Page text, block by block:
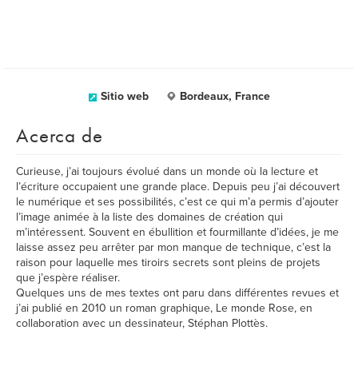
Sitio web Bordeaux, France
Acerca de
Curieuse, j’ai toujours évolué dans un monde où la lecture et
l’écriture occupaient une grande place. Depuis peu j’ai découvert
le numérique et ses possibilités, c’est ce qui m’a permis d’ajouter
l’image animée à la liste des domaines de création qui
m’intéressent. Souvent en ébullition et fourmillante d’idées, je me
laisse assez peu arrêter par mon manque de technique, c’est la
raison pour laquelle mes tiroirs secrets sont pleins de projets
que j’espère réaliser.
Quelques uns de mes textes ont paru dans différentes revues et
j’ai publié en 2010 un roman graphique, Le monde Rose, en
collaboration avec un dessinateur, Stéphan Plottès.